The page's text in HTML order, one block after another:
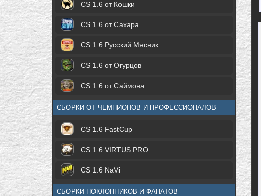
CS 1.6 от Кошки
CS 1.6 от Сахара
CS 1.6 Русский Мясник
CS 1.6 от Огурцов
CS 1.6 от Саймона
СБОРКИ ОТ ЧЕМПИОНОВ И ПРОФЕССИОНАЛОВ
CS 1.6 FastCup
CS 1.6 VIRTUS PRO
CS 1.6 NaVi
СБОРКИ ПОКЛОННИКОВ И ФАНАТОВ